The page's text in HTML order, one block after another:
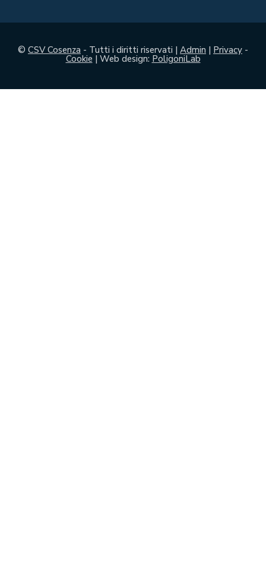
© CSV Cosenza - Tutti i diritti riservati | Admin | Privacy -
Cookie | Web design: PoligoniLab